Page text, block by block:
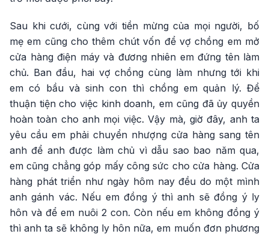
Sau khi cưới, cùng với tiền mừng của mọi người, bố
mẹ em cũng cho thêm chút vốn để vợ chồng em mở
cửa hàng điện máy và đương nhiên em đứng tên làm
chủ. Ban đầu, hai vợ chồng cùng làm nhưng tới khi
em có bầu và sinh con thì chồng em quản lý. Để
thuận tiện cho việc kinh doanh, em cũng đã ủy quyền
hoàn toàn cho anh mọi việc. Vậy mà, giờ đây, anh ta
yêu cầu em phải chuyển nhượng cửa hàng sang tên
anh để anh được làm chủ vì dẫu sao bao năm qua,
em cũng chẳng góp mấy công sức cho cửa hàng. Cửa
hàng phát triển như ngày hôm nay đều do một mình
anh gánh vác. Nếu em đồng ý thì anh sẽ đồng ý ly
hôn và để em nuôi 2 con. Còn nếu em không đồng ý
thì anh ta sẽ không ly hôn nữa, em muốn đơn phương